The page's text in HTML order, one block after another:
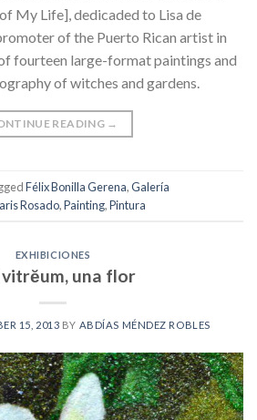
My Life], dedicaded to Lisa de
of the Puerto Rican artist in
fourteen large-format paintings and
of witches and gardens.
READING →
Félix Bonilla Gerena,Galería
Rosado,Painting,Pintura
EXHIBICIONES
vitrĕum, una flor
15, 2013 BY ABDÍAS MÉNDEZ ROBLES